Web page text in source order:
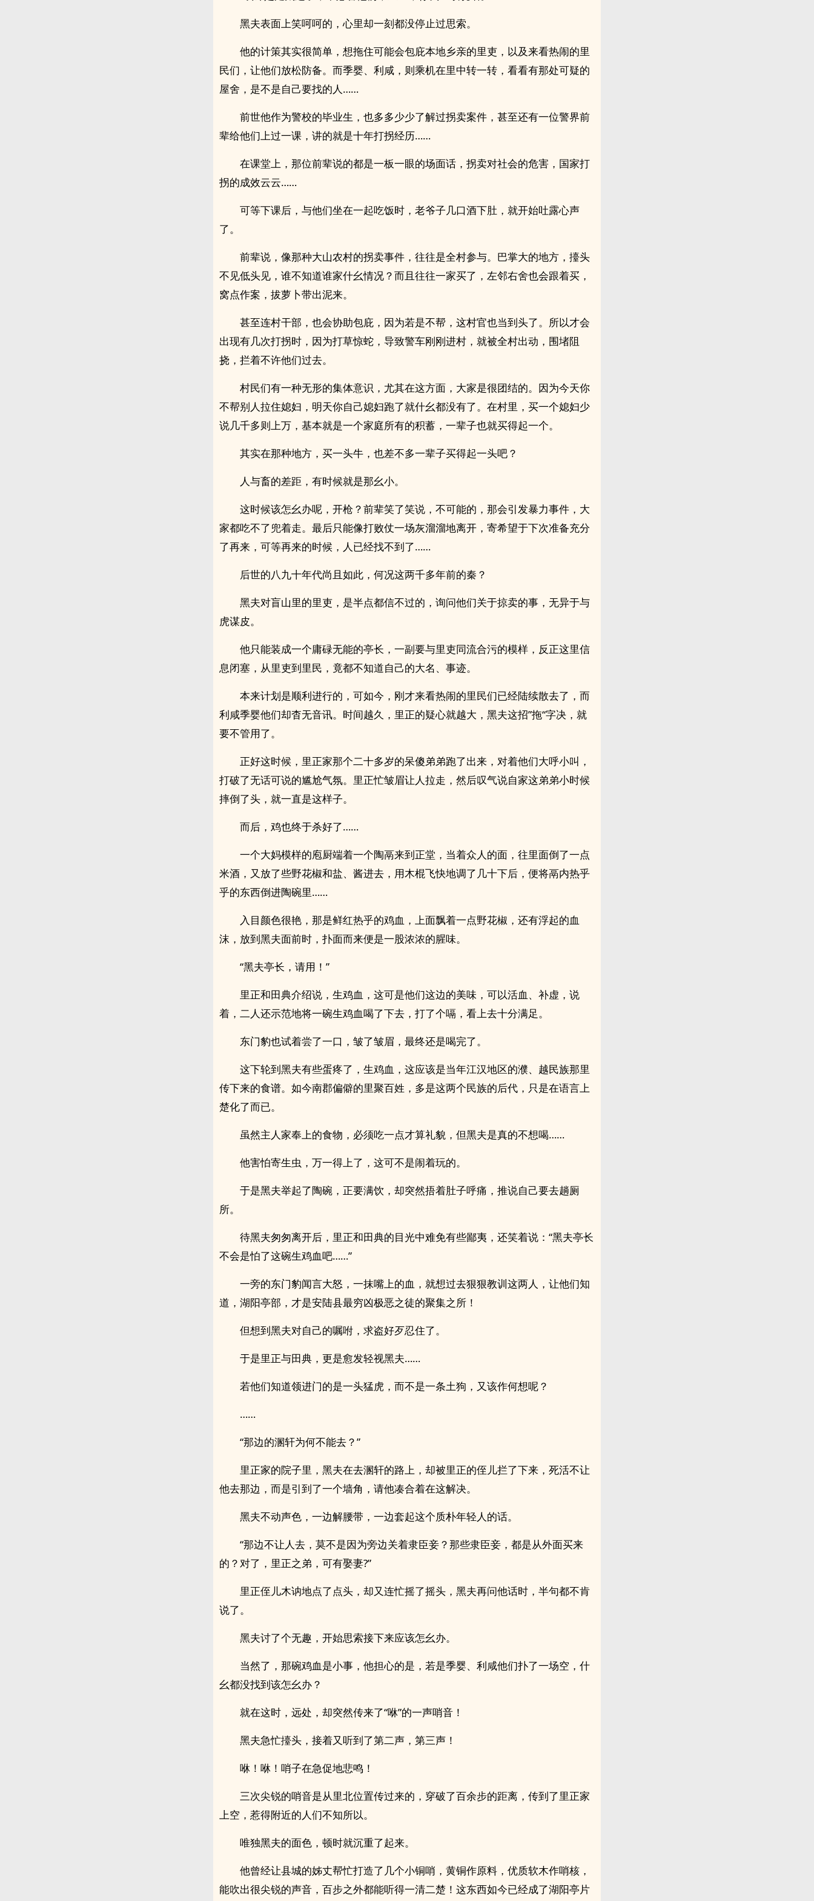
黑夫表面上笑呵呵的，心里却一刻都没停止过思索。
他的计策其实很简单，想拖住可能会包庇本地乡亲的里吏，以及来看热闹的里
民们，让他们放松防备。而季婴、利咸，则乘机在里中转一转，看看有那处可疑的
屋舍，是不是自己要找的人……
前世他作为警校的毕业生，也多多少少了解过拐卖案件，甚至还有一位警界前
辈给他们上过一课，讲的就是十年打拐经历……
在课堂上，那位前辈说的都是一板一眼的场面话，拐卖对社会的危害，国家打
拐的成效云云……
可等下课后，与他们坐在一起吃饭时，老爷子几口酒下肚，就开始吐露心声
了。
前辈说，像那种大山农村的拐卖事件，往往是全村参与。巴掌大的地方，擡头
不见低头见，谁不知道谁家什幺情况？而且往往一家买了，左邻右舍也会跟着买，
窝点作案，拔萝卜带出泥来。
甚至连村干部，也会协助包庇，因为若是不帮，这村官也当到头了。所以才会
出现有几次打拐时，因为打草惊蛇，导致警车刚刚进村，就被全村出动，围堵阻
挠，拦着不许他们过去。
村民们有一种无形的集体意识，尤其在这方面，大家是很团结的。因为今天你
不帮别人拉住媳妇，明天你自己媳妇跑了就什幺都没有了。在村里，买一个媳妇少
说几千多则上万，基本就是一个家庭所有的积蓄，一辈子也就买得起一个。
其实在那种地方，买一头牛，也差不多一辈子买得起一头吧？
人与畜的差距，有时候就是那幺小。
这时候该怎幺办呢，开枪？前辈笑了笑说，不可能的，那会引发暴力事件，大
家都吃不了兜着走。最后只能像打败仗一场灰溜溜地离开，寄希望于下次准备充分
了再来，可等再来的时候，人已经找不到了……
后世的八九十年代尚且如此，何况这两千多年前的秦？
黑夫对盲山里的里吏，是半点都信不过的，询问他们关于掠卖的事，无异于与
虎谋皮。
他只能装成一个庸碌无能的亭长，一副要与里吏同流合污的模样，反正这里信
息闭塞，从里吏到里民，竟都不知道自己的大名、事迹。
本来计划是顺利进行的，可如今，刚才来看热闹的里民们已经陆续散去了，而
利咸季婴他们却杳无音讯。时间越久，里正的疑心就越大，黑夫这招”拖“字决，就
要不管用了。
正好这时候，里正家那个二十多岁的呆傻弟弟跑了出来，对着他们大呼小叫，
打破了无话可说的尴尬气氛。里正忙皱眉让人拉走，然后叹气说自家这弟弟小时候
摔倒了头，就一直是这样子。
而后，鸡也终于杀好了……
一个大妈模样的庖厨端着一个陶鬲来到正堂，当着众人的面，往里面倒了一点
米酒，又放了些野花椒和盐、酱进去，用木棍飞快地调了几十下后，便将鬲内热乎
乎的东西倒进陶碗里……
入目颜色很艳，那是鲜红热乎的鸡血，上面飘着一点野花椒，还有浮起的血
沫，放到黑夫面前时，扑面而来便是一股浓浓的腥味。
“黑夫亭长，请用！”
里正和田典介绍说，生鸡血，这可是他们这边的美味，可以活血、补虚，说
着，二人还示范地将一碗生鸡血喝了下去，打了个嗝，看上去十分满足。
东门豹也试着尝了一口，皱了皱眉，最终还是喝完了。
这下轮到黑夫有些蛋疼了，生鸡血，这应该是当年江汉地区的濮、越民族那里
传下来的食谱。如今南郡偏僻的里聚百姓，多是这两个民族的后代，只是在语言上
楚化了而已。
虽然主人家奉上的食物，必须吃一点才算礼貌，但黑夫是真的不想喝……
他害怕寄生虫，万一得上了，这可不是闹着玩的。
于是黑夫举起了陶碗，正要满饮，却突然捂着肚子呼痛，推说自己要去趟厕
所。
待黑夫匆匆离开后，里正和田典的目光中难免有些鄙夷，还笑着说：“黑夫亭长
不会是怕了这碗生鸡血吧……”
一旁的东门豹闻言大怒，一抹嘴上的血，就想过去狠狠教训这两人，让他们知
道，湖阳亭部，才是安陆县最穷凶极恶之徒的聚集之所！
但想到黑夫对自己的嘱咐，求盗好歹忍住了。
于是里正与田典，更是愈发轻视黑夫……
若他们知道领进门的是一头猛虎，而不是一条土狗，又该作何想呢？
……
“那边的溷轩为何不能去？”
里正家的院子里，黑夫在去溷轩的路上，却被里正的侄儿拦了下来，死活不让
他去那边，而是引到了一个墙角，请他凑合着在这解决。
黑夫不动声色，一边解腰带，一边套起这个质朴年轻人的话。
“那边不让人去，莫不是因为旁边关着隶臣妾？那些隶臣妾，都是从外面买来
的？对了，里正之弟，可有娶妻?”
里正侄儿木讷地点了点头，却又连忙摇了摇头，黑夫再问他话时，半句都不肯
说了。
黑夫讨了个无趣，开始思索接下来应该怎幺办。
当然了，那碗鸡血是小事，他担心的是，若是季婴、利咸他们扑了一场空，什
幺都没找到该怎幺办？
就在这时，远处，却突然传来了“咻”的一声哨音！
黑夫急忙擡头，接着又听到了第二声，第三声！
咻！咻！哨子在急促地悲鸣！
三次尖锐的哨音是从里北位置传过来的，穿破了百余步的距离，传到了里正家
上空，惹得附近的人们不知所以。
唯独黑夫的面色，顿时就沉重了起来。
他曾经让县城的姊丈帮忙打造了几个小铜哨，黄铜作原料，优质软木作哨核，
能吹出很尖锐的声音，百步之外都能听得一清二楚！这东西如今已经成了湖阳亭片